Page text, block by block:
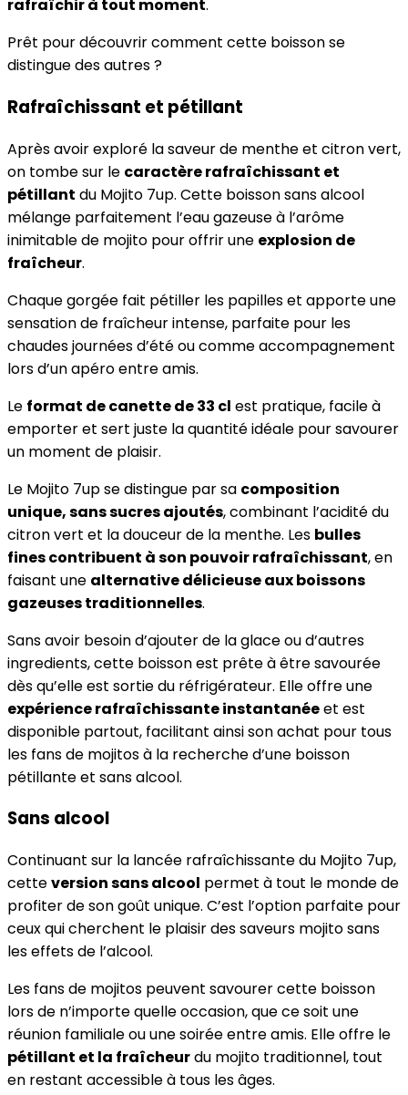
rafraîchir à tout moment.
Prêt pour découvrir comment cette boisson se
distingue des autres ?
Rafraîchissant et pétillant
Après avoir exploré la saveur de menthe et citron vert,
on tombe sur le caractère rafraîchissant et
pétillant du Mojito 7up. Cette boisson sans alcool
mélange parfaitement l’eau gazeuse à l’arôme
inimitable de mojito pour offrir une explosion de
fraîcheur.
Chaque gorgée fait pétiller les papilles et apporte une
sensation de fraîcheur intense, parfaite pour les
chaudes journées d’été ou comme accompagnement
lors d’un apéro entre amis.
Le format de canette de 33 cl est pratique, facile à
emporter et sert juste la quantité idéale pour savourer
un moment de plaisir.
Le Mojito 7up se distingue par sa composition
unique, sans sucres ajoutés, combinant l’acidité du
citron vert et la douceur de la menthe. Les bulles
fines contribuent à son pouvoir rafraîchissant, en
faisant une alternative délicieuse aux boissons
gazeuses traditionnelles.
Sans avoir besoin d’ajouter de la glace ou d’autres
ingredients, cette boisson est prête à être savourée
dès qu’elle est sortie du réfrigérateur. Elle offre une
expérience rafraîchissante instantanéeet est
disponible partout, facilitant ainsi son achat pour tous
les fans de mojitos à la recherche d’une boisson
pétillante et sans alcool.
Sans alcool
Continuant sur la lancée rafraîchissante du Mojito 7up,
cetteversion sans alcool permet à tout le monde de
profiter de son goût unique. C’est l’option parfaite pour
ceux qui cherchent le plaisir des saveurs mojito sans
les effets de l’alcool.
Les fans de mojitos peuvent savourer cette boisson
lors de n’importe quelle occasion, que ce soit une
réunion familiale ou une soirée entre amis. Elle offre le
pétillant et la fraîcheurdu mojito traditionnel, tout
en restant accessible à tous les âges.